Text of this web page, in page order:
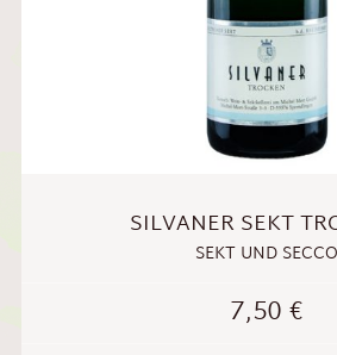
SILVANER SEKT
SEKT UND SECCO
7,50€